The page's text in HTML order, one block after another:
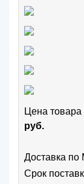
Цена
руб.
Доставка по
Срок